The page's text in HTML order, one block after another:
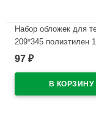
Набор обложек для
209*345 полиэтилен
10 штук в наборе арт
97 ₽